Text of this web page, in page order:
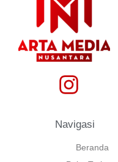
Navigasi
Beranda